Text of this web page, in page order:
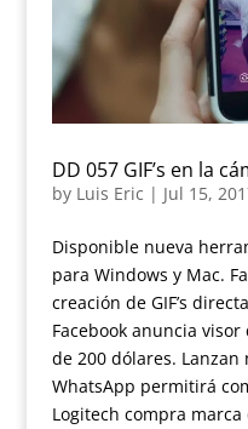
DD 057 GIF’s en la
by Luis Eric | Jul 15,
Disponible nueva
para Windows y Mac.
creación de GIF’s
Facebook anuncia
de 200 dólares. Lanzan
WhatsApp permitirá
Logitech compra